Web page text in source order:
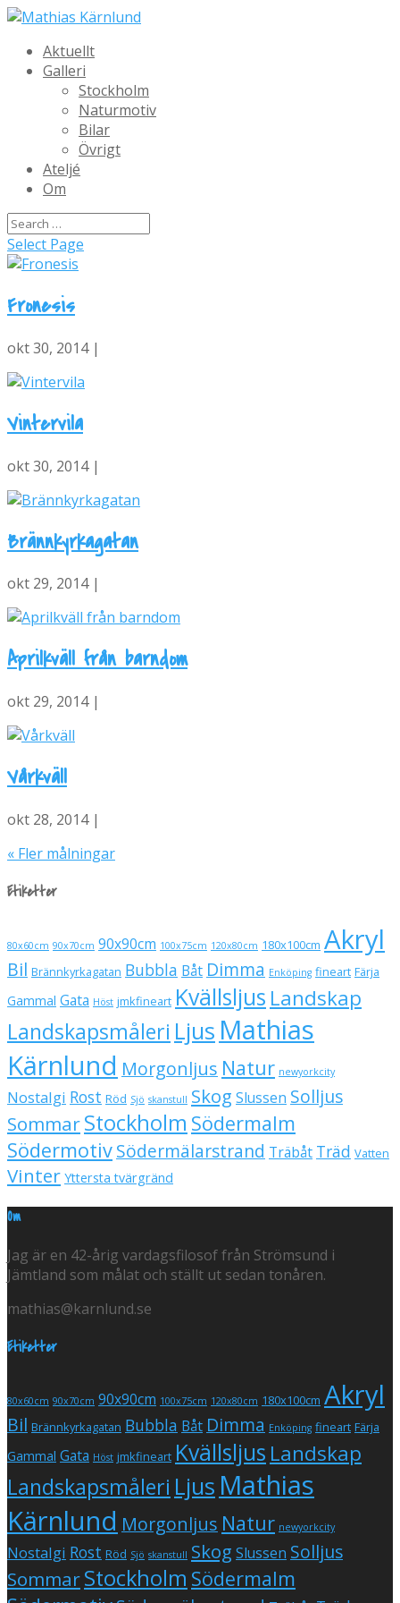
Aktuellt
Galleri
Stockholm
Naturmotiv
Bilar
Övrigt
Ateljé
Om
Select Page
Fronesis
okt 30, 2014 |
Vintervila
okt 30, 2014 |
Brännkyrkagatan
okt 29, 2014 |
Aprilkväll från barndom
okt 29, 2014 |
Vårkväll
okt 28, 2014 |
« Fler målningar
Etiketter
80x60cm 90x70cm 90x90cm 100x75cm 120x80cm 180x100cm Akryl
Bil Brännkyrkagatan Bubbla Båt Dimma Enköping fineart Färja
Gammal Gata Höst jmkfineart Kvällsljus Landskap
Landskapsmåleri Ljus Mathias
Kärnlund Morgonljus Natur newyorkcity
Nostalgi Rost Röd Sjö skanstull Skog Slussen Solljus
SommarStockholm Södermalm
SödermotivSödermälarstrand Träbåt Träd Vatten
Vinter Yttersta tvärgränd
Om
Jag är en 42-årig vardagsfilosof från Strömsund i
Jämtland som målat och ställt ut sedan tonåren.
mathias@karnlund.se
Etiketter
80x60cm 90x70cm 90x90cm 100x75cm 120x80cm 180x100cm Akryl
Bil Brännkyrkagatan Bubbla Båt Dimma Enköping fineart Färja
Gammal Gata Höst jmkfineart Kvällsljus Landskap
Landskapsmåleri Ljus Mathias
Kärnlund Morgonljus Natur newyorkcity
Nostalgi Rost Röd Sjö skanstull Skog Slussen Solljus
SommarStockholm Södermalm